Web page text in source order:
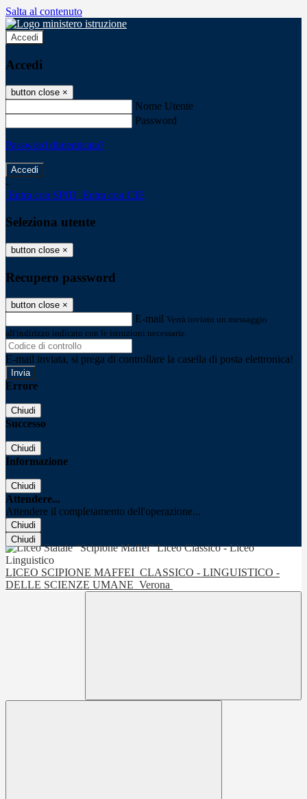
Salta al contenuto
Accedi
Accedi
button close ×
Nome Utente
Password
Password dimenticata?
-
Entra con SPID Entra con CIE
Seleziona utente
button close ×
Recupero password
button close ×
E-mail Verrà inviato un messaggio
all'indirizzo indicato con le istruzioni necessarie.
E-mail inviata, si prega di controllare la casella di posta elettronica!
Errore
Chiudi
Successo
Chiudi
Informazione
Chiudi
Attendere...
Attendere il completamento dell'operazione...
Chiudi
Chiudi
LICEO SCIPIONE MAFFEI CLASSICO - LINGUISTICO -
DELLE SCIENZE UMANE Verona